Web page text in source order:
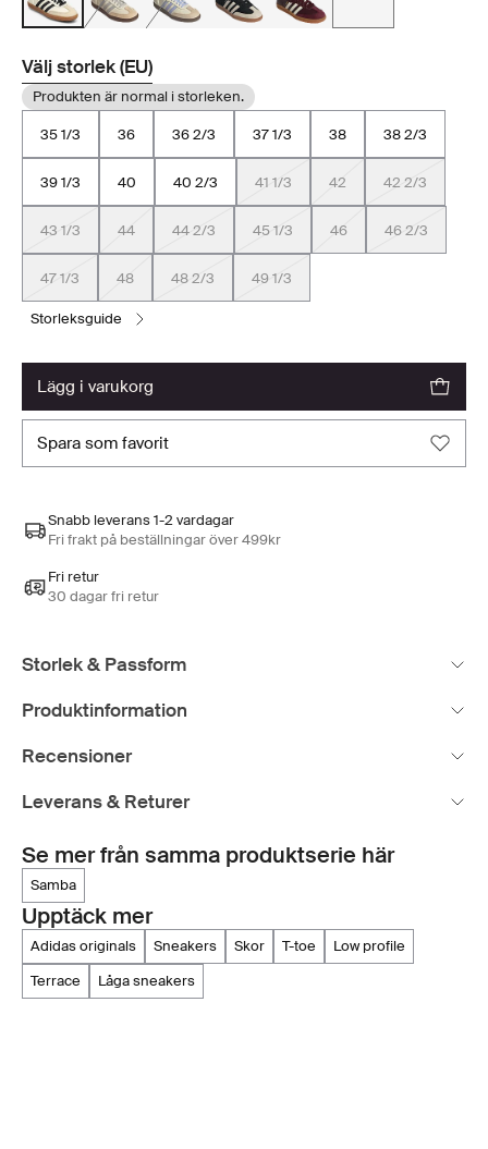
Välj storlek (EU)
Produkten är normal i storleken.
35 1/3 36 36 2/3 37 1/3 38 38 2/3
39 1/3 40 40 2/3 41 1/3 42 42 2/3
43 1/3 44 44 2/3 45 1/3 46 46 2/3
47 1/3 48 48 2/3 49 1/3
storleksguide
lägg i varukorg
spara som favorit
Snabb leverans 1-2 vardagar
Fri frakt på beställningar över 499kr
Fri retur
30 dagar fri retur
Storlek & Passform
Produktinformation
Recensioner
Leverans & Returer
Se mer från samma produktserie här
samba
Upptäck mer
adidas originals sneakers skor t-toe
low profile
terrace
låga sneakers